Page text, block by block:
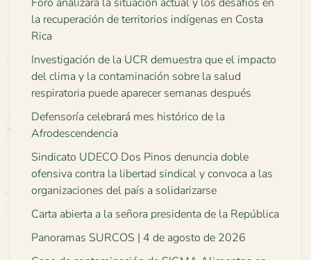
la recuperación de territorios indígenas en Costa
Rica
Investigación de la UCR demuestra que el impacto
del clima y la contaminación sobre la salud
respiratoria puede aparecer semanas después
Defensoría celebrará mes histórico de la
Afrodescendencia
Sindicato UDECO Dos Pinos denuncia doble
ofensiva contra la libertad sindical y convoca a las
organizaciones del país a solidarizarse
Carta abierta a la señora presidenta de la República
Panoramas SURCOS | 4 de agosto de 2026